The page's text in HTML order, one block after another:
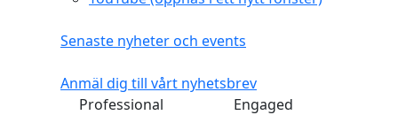
Senaste nyheter och events
Anmäl dig till vårt nyhetsbrev
Professional
Engaged